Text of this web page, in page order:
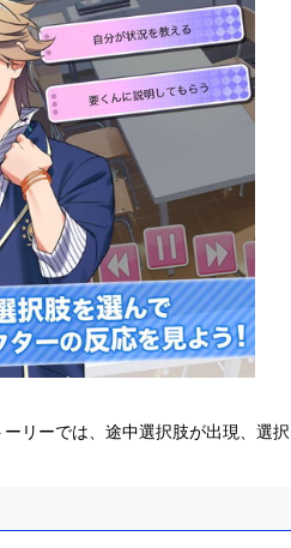
リーでは、途中選択肢が出現、選択